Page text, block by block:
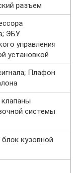
разъем
ЭБУ
управления
установкой
Плафон
системы
кузовной